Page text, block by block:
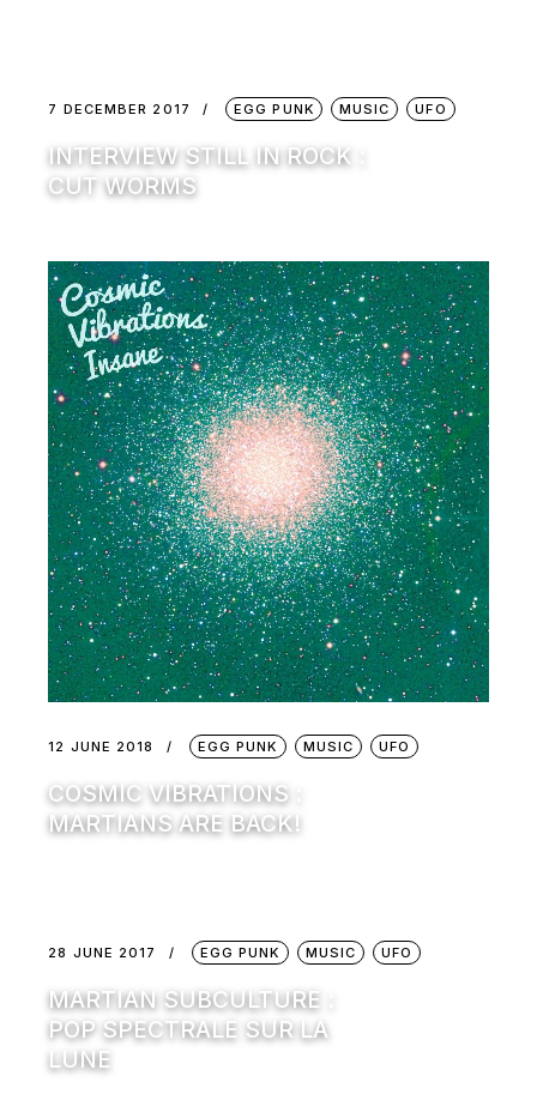
7 DECEMBER 2017 EGG PUNK MUSIC UFO
INTERVIEW STILL IN ROCK :
CUT WORMS
12 JUNE 2018 EGG PUNK MUSIC UFO
COSMIC VIBRATIONS :
MARTIANS ARE BACK!
28 JUNE 2017 EGG PUNK MUSIC UFO
MARTIAN SUBCULTURE :
POP SPECTRALE SUR LA
LUNE